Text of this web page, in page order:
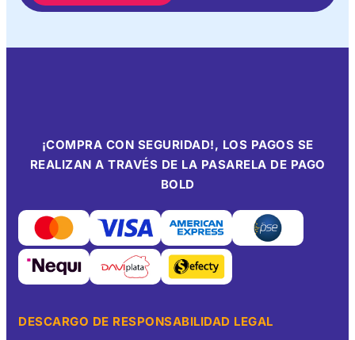
¡COMPRA CON SEGURIDAD!, LOS PAGOS SE
REALIZAN A TRAVÉS DE LA PASARELA DE PAGO
BOLD
DESCARGO DE RESPONSABILIDAD LEGAL